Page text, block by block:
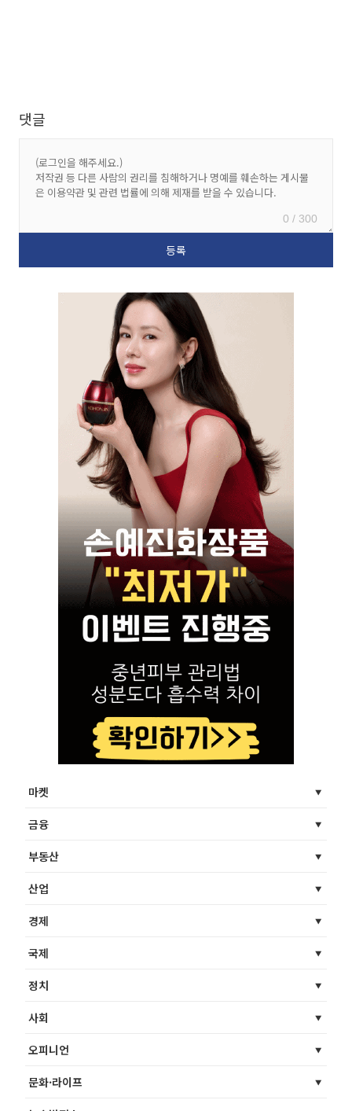
댓글
0 / 300
마켓
금융
부동산
산업
경제
국제
정치
사회
오피니언
문화·라이프